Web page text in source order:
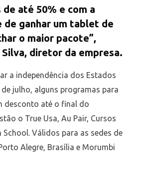
até 50% e com a
de ganhar um tablet de
o maior pacote”,
diretor da empresa.
a independência dos Estados
julho, alguns programas para
desconto até o final do
o True Usa, Au Pair, Cursos
School. Válidos para as sedes de
Alegre, Brasília e Morumbi